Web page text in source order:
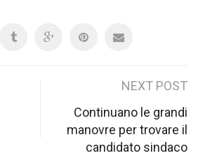
NEXT POST
Continuano le grandi
manovre per trovare il
candidato sindaco